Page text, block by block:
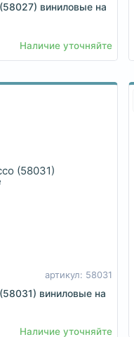
виниловые на
Наличие уточняйте
артикул: 58031
виниловые на
Наличие уточняйте